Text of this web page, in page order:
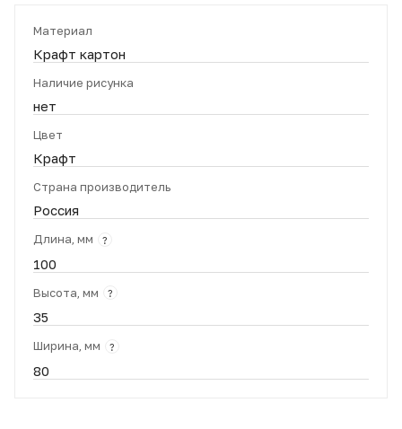
Материал
Крафт картон
Наличие рисунка
нет
Цвет
Крафт
Страна производитель
Россия
Длина, мм ?
100
Высота, мм ?
35
Ширина, мм ?
80